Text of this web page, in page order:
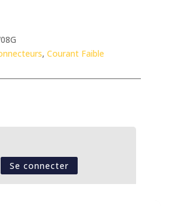
, Courant Faible
Se connecter